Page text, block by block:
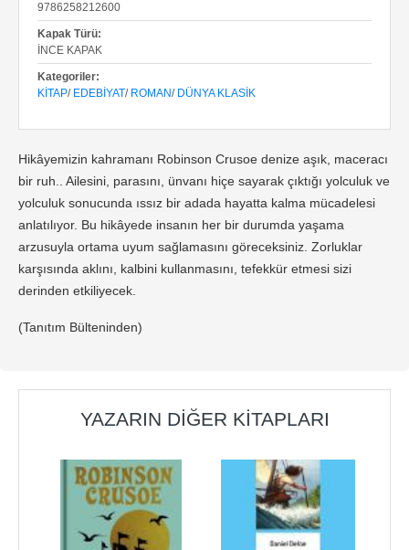
9786258212600
Kapak Türü:
İNCE KAPAK
Kategoriler:
KITAP/ EDEBIYAT/ ROMAN/ DÜNYA KLASIK
Hikâyemizin kahramanı Robinson Crusoe denize aşık, maceracı
bir ruh.. Ailesini, parasını, ünvanı hiçe sayarak çıktığı yolculuk ve
yolculuk sonucunda ıssız bir adada hayatta kalma mücadelesi
anlatılıyor. Bu hikâyede insanın her bir durumda yaşama
arzusuyla ortama uyum sağlamasını göreceksiniz. Zorluklar
karşısında aklını, kalbini kullanmasını, tefekkür etmesi sizi
derinden etkiliyecek.
(Tanıtım Bülteninden)
YAZARIN DIĞER KITAPLARI